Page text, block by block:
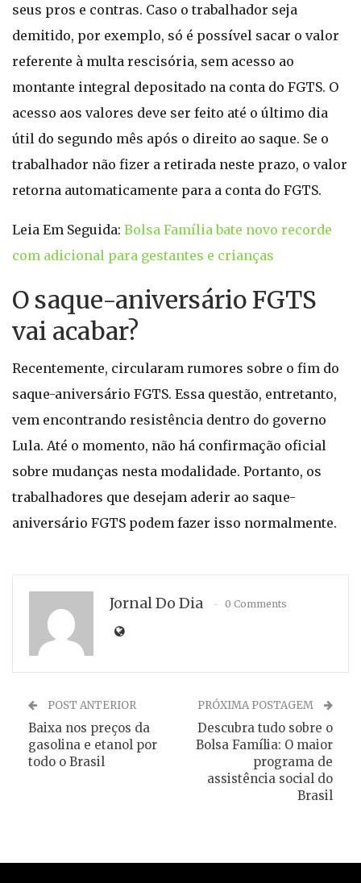
seus pros e contras. Caso o trabalhador seja
demitido, por exemplo, só é possível sacar o valor
referente à multa rescisória, sem acesso ao
montante integral depositado na conta do FGTS. O
acesso aos valores deve ser feito até o último dia
útil do segundo mês após o direito ao saque. Se o
trabalhador não fizer a retirada neste prazo, o valor
retorna automaticamente para a conta do FGTS.
Leia Em Seguida: Bolsa Família bate novo recorde
com adicional para gestantes e crianças
O saque-aniversário FGTS
vai acabar?
Recentemente, circularam rumores sobre o fim do
saque-aniversário FGTS. Essa questão, entretanto,
vem encontrando resistência dentro do governo
Lula. Até o momento, não há confirmação oficial
sobre mudanças nesta modalidade. Portanto, os
trabalhadores que desejam aderir ao saque-
aniversário FGTS podem fazer isso normalmente.
Jornal Do Dia 0 Comments
POST ANTERIOR
Baixa nos preços da
gasolina e etanol por
todo o Brasil
PRÓXIMA POSTAGEM
Descubra tudo sobre o
Bolsa Família: O maior
programa de
assistência social do
Brasil